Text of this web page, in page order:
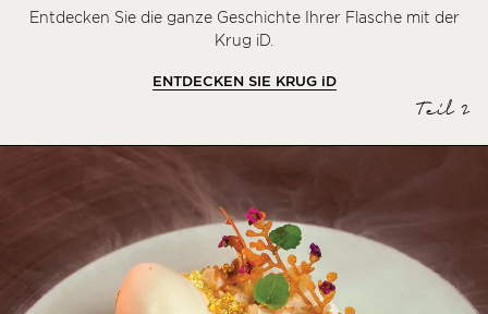
Entdecken Sie die ganze Geschichte Ihrer Flasche mit der
Krug iD.
ENTDECKEN SIE KRUG iD
Teil 2